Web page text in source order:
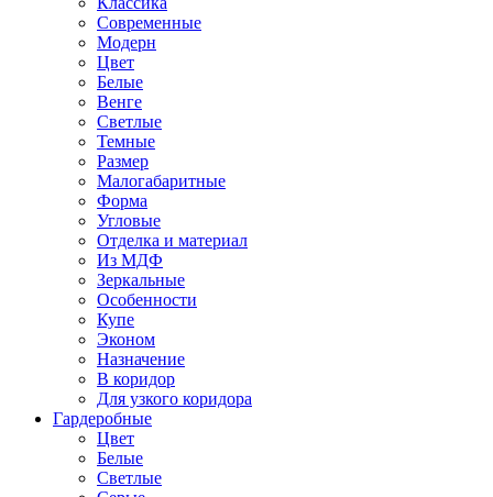
Современные
Модерн
Цвет
Белые
Венге
Светлые
Темные
Размер
Малогабаритные
Форма
Угловые
Отделка и материал
Из МДФ
Зеркальные
Особенности
Купе
Эконом
Назначение
В коридор
Для узкого коридора
Гардеробные
Цвет
Белые
Светлые